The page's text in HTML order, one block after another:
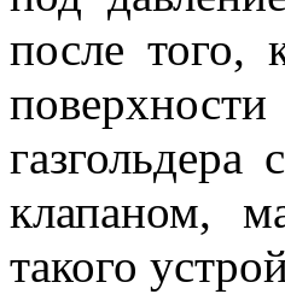
после того,
клапаном,
такого